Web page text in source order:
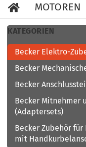
MOTOREN
KATEGORIEN
Becker Elektro-
Becker
Becker
Becker Mitnehmer
(Adaptersets)
Becker Zubehör
mit